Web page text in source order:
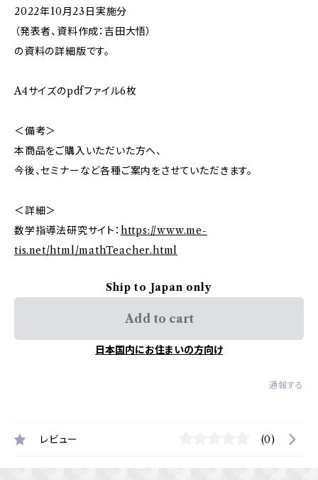
2022年10月23日実施分
（発表者、資料作成：吉田大悟）
の資料の詳細版です。
A4サイズのpdfファイル6枚
＜備考＞
本商品をご購入いただいた方へ、
今後、セミナーなど各種ご案内をさせていただきます。
＜詳細＞
数学指導法研究サイト： https://www.me-
tis.net/html/mathTeacher.html
Ship to Japan only
Add to cart
日本国内にお住まいの方向け
通報する
レビュー (0)